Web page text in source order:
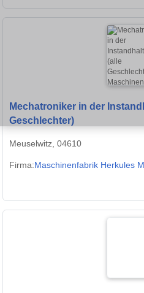
Mechatroniker in der
Geschlechter)
Meuselwitz, 04610
Firma:Maschinenfabrik Herkules